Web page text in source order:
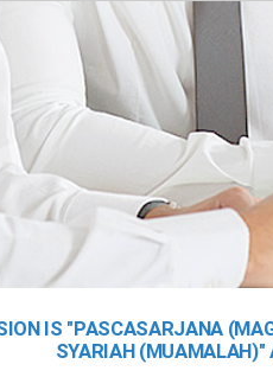
IS "PASCASARJANA
SYARIAH (MUAMALAH)"